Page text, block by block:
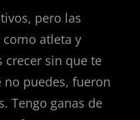
pero las
atleta y
crecer sin que te
no puedes, fueron
Tengo ganas de